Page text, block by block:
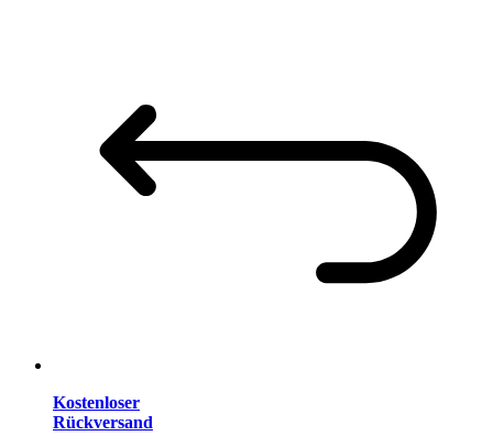
Kostenloser
Rückversand